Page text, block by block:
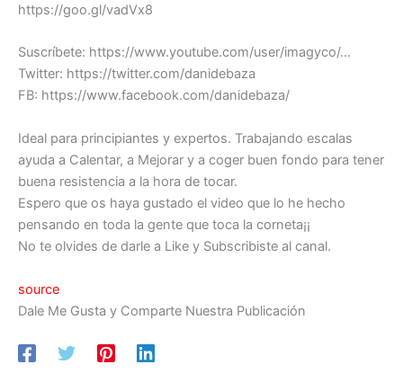
https://goo.gl/vadVx8
Suscríbete: https://www.youtube.com/user/imagyco/…
Twitter: https://twitter.com/danidebaza
FB: https://www.facebook.com/danidebaza/
Ideal para principiantes y expertos. Trabajando escalas
ayuda a Calentar, a Mejorar y a coger buen fondo para tener
buena resistencia a la hora de tocar.
Espero que os haya gustado el video que lo he hecho
pensando en toda la gente que toca la corneta¡¡
No te olvides de darle a Like y Subscribiste al canal.
source
Dale Me Gusta y Comparte Nuestra Publicación